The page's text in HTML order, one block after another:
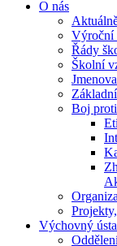
O nás
Výroční
Řády
Školní
Boj
Výchovný